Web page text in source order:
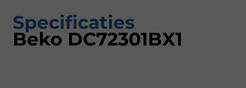
Specificaties
Beko DC72301BX1